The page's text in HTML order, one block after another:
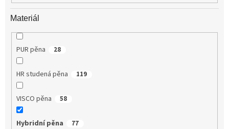
Materiál
PUR pěna 28
HR studená pěna 119
VISCO pěna 58
Hybridní pěna 77